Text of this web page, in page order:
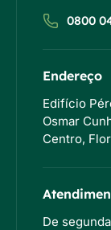
0800
Endereço
Edifício
Osmar
Centro,
De